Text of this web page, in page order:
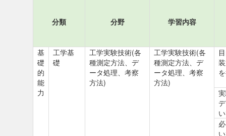
分類 分野 学習内容
基
礎
的
能
力
工学基
礎
工学実験技術(各
種測定方法、デ
ータ処理、考察
方法)
工学実験技術(各
種測定方法、デ
ータ処理、考察
方法)